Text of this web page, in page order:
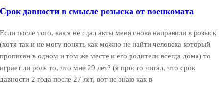
Срок давности в смысле розыска от военкомата
Если после того, как я не сдал акты меня снова направили в розыск
(хотя так и не могу понять как можно не найти человека который
прописан в одном и том же месте и его родители всегда дома) то
играет ли роль то, что мне 29 лет? (я просто читал, что срок
давности 2 года после 27 лет, вот не знаю как в